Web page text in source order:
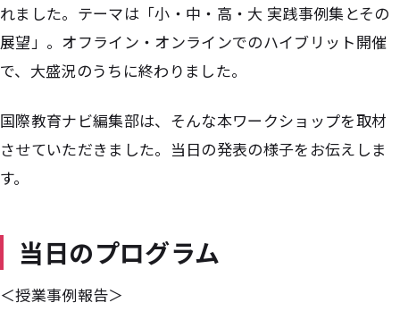
れました。テーマは「小・中・高・大 実践事例集とその
展望」。オフライン・オンラインでのハイブリット開催
で、大盛況のうちに終わりました。
国際教育ナビ編集部は、そんな本ワークショップを取材
させていただきました。当日の発表の様子をお伝えしま
す。
当日のプログラム
＜授業事例報告＞